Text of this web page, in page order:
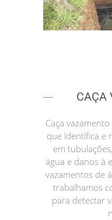
CAÇA
Caça
que identifica e
em
água e danos à
vazamentos de
trabalhamos
para detectar